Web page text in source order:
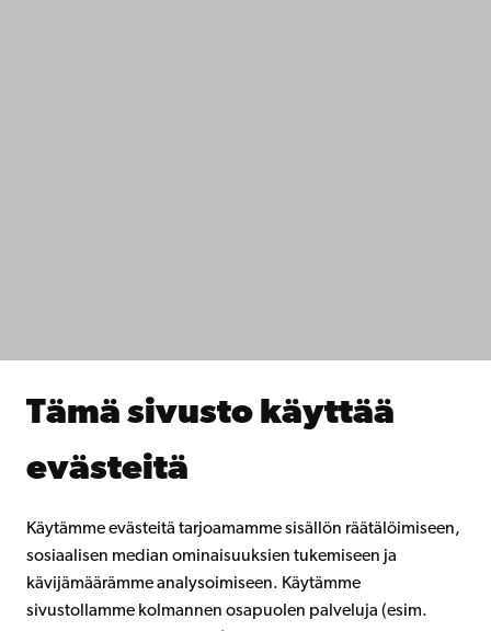
Tämä sivusto käyttää
evästeitä
Käytämme evästeitä tarjoamamme sisällön räätälöimiseen,
sosiaalisen median ominaisuuksien tukemiseen ja
kävijämäärämme analysoimiseen. Käytämme
sivustollamme kolmannen osapuolen palveluja (esim.
Åbo Akademin kirjasto
Lahjoita Åbo Akademille
Åbo Akademista
Facebook Instagram YouTube LinkedIn Blog Snapchat